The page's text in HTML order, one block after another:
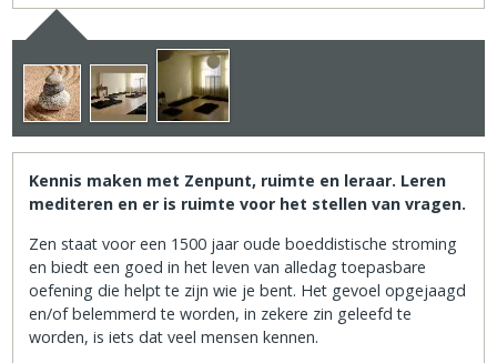
Kennis maken met Zenpunt, ruimte en leraar. Leren
mediteren en er is ruimte voor het stellen van vragen.
Zen staat voor een 1500 jaar oude boeddistische stroming
en biedt een goed in het leven van alledag toepasbare
oefening die helpt te zijn wie je bent. Het gevoel opgejaagd
en/of belemmerd te worden, in zekere zin geleefd te
worden, is iets dat veel mensen kennen.